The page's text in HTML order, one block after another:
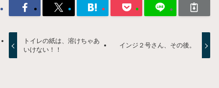
トイレの紙は、溶けちゃあ
いけない！！
インジ２号さん、その後。